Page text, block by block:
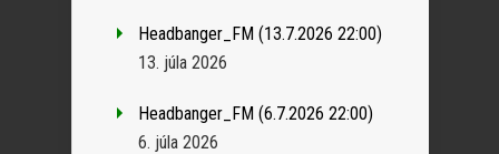
Headbanger_FM (13.7.2026 22:00)
13. júla 2026
Headbanger_FM (6.7.2026 22:00)
6. júla 2026